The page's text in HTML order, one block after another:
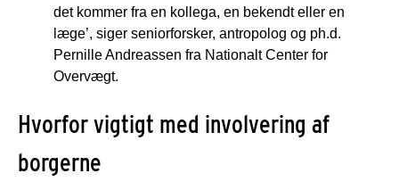
det kommer fra en kollega, en bekendt eller en
læge’, siger seniorforsker, antropolog og ph.d.
Pernille Andreassen fra Nationalt Center for
Overvægt.
Hvorfor vigtigt med involvering af
borgerne